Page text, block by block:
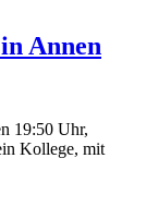
Annen
19:50 Uhr,
Kollege, mit